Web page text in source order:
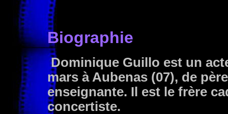
Biographie
Dominique Guillo est un
mars à Aubenas (07), de
enseignante. Il est le frère
concertiste.